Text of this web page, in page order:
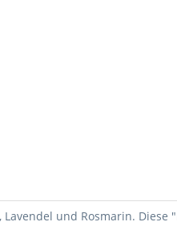
und Rosmarin. Diese